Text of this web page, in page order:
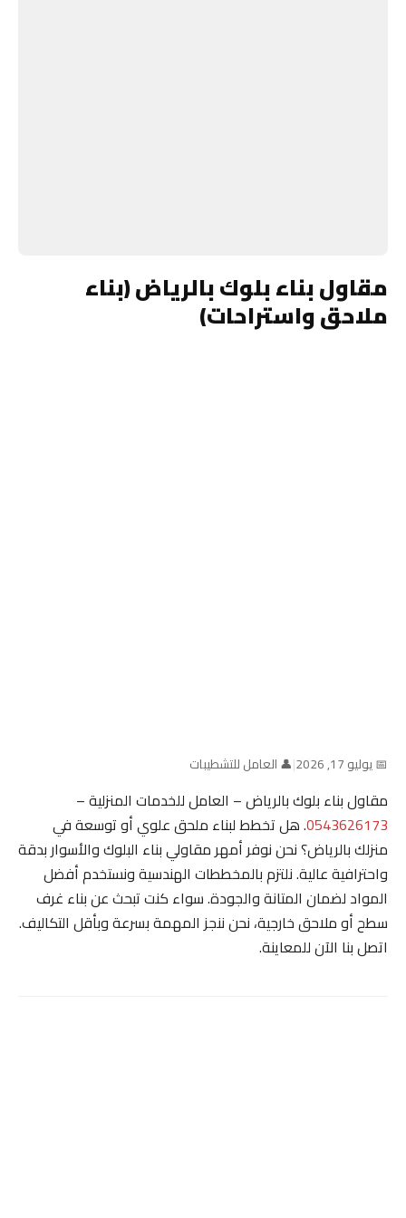
مقاول بناء بلوك بالرياض (بناء
ملاحق واستراحات)
📅 يوليو 17, 2026 |👤 العامل للتشطيبات
مقاول بناء بلوك بالرياض – العامل للخدمات المنزلية –
0543626173. هل تخطط لبناء ملحق علوي أو توسعة في
منزلك بالرياض؟ نحن نوفر أمهر مقاولي بناء البلوك والأسوار بدقة
واحترافية عالية. نلتزم بالمخططات الهندسية ونستخدم أفضل
المواد لضمان المتانة والجودة. سواء كنت تبحث عن بناء غرف
سطح أو ملاحق خارجية، نحن ننجز المهمة بسرعة وبأقل التكاليف.
اتصل بنا الآن للمعاينة.